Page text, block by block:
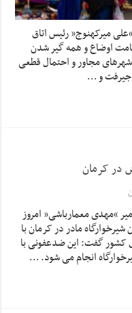
میرکهنوج” رئیس اتاق
اوضاع و همه گیر شدن
مجاور و احتمال قطعی
جیرفت و …
در کرمان
“مهدی معمارباشی” امروز
شیرخوارگاه مادر در کرمان با
کشور گفت: این ضدعفونی با
انجام می شود. …